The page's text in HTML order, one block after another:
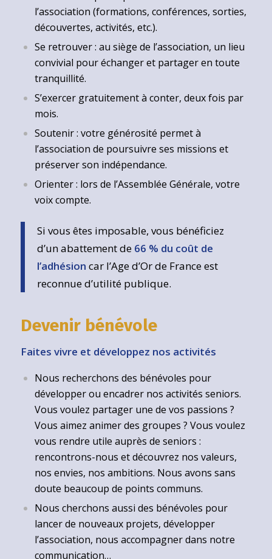
l’association (formations, conférences, sorties,
découvertes, activités, etc.).
Se retrouver : au siège de l’association, un lieu
convivial pour échanger et partager en toute
tranquillité.
S’exercer gratuitement à conter, deux fois par
mois.
Soutenir : votre générosité permet à
l’association de poursuivre ses missions et
préserver son indépendance.
Orienter : lors de l’Assemblée Générale, votre
voix compte.
Si vous êtes imposable, vous bénéficiez
d’un abattement de 66 % du coût de
l’adhésion car l’Age d’Or de France est
reconnue d’utilité publique.
Devenir bénévole
Faites vivre et développez nos activités
Nous recherchons des bénévoles pour
développer ou encadrer nos activités seniors.
Vous voulez partager une de vos passions ?
Vous aimez animer des groupes ? Vous voulez
vous rendre utile auprès de seniors :
rencontrons-nous et découvrez nos valeurs,
nos envies, nos ambitions. Nous avons sans
doute beaucoup de points communs.
Nous cherchons aussi des bénévoles pour
lancer de nouveaux projets, développer
l’association, nous accompagner dans notre
communication…